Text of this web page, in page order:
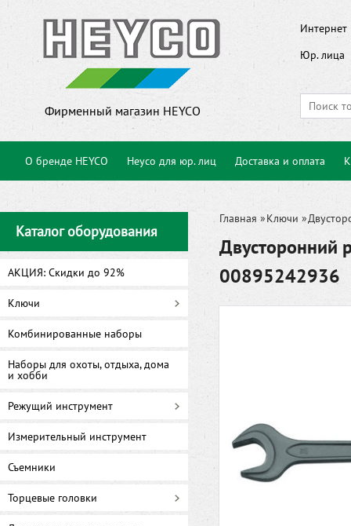
Фирменный магазин HEYCO
Интернет
Юр. лица
О бренде HEYCO Heyco для юр. лиц Доставка и оплата
Каталог оборудования
АКЦИЯ: Скидки до 92%
Ключи
Комбинированные наборы
Наборы для охоты, отдыха, дома
и хобби
Режущий инструмент
Измерительный инструмент
Съемники
Торцевые головки
Главная »Ключи »
Двусторонний
00895242936